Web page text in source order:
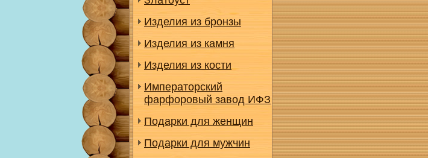
Изделия из бронзы
Изделия из камня
Изделия из кости
Императорский
фарфоровый завод ИФЗ
Подарки для женщин
Подарки для мужчин